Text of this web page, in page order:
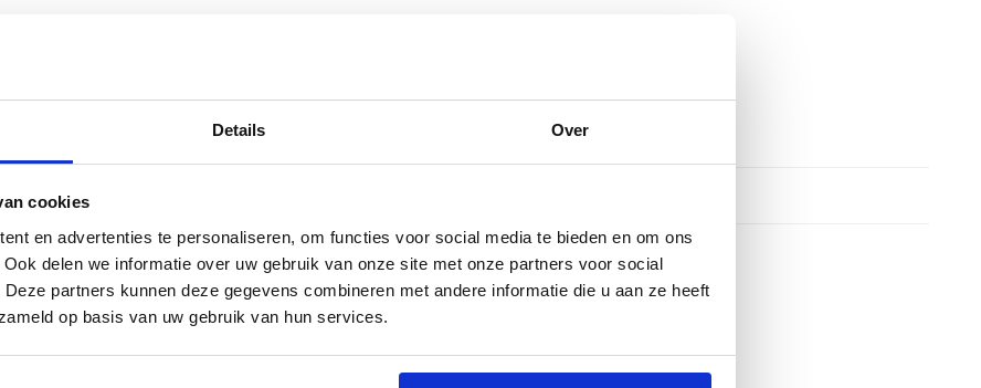
Details Over
cookies
en advertenties te personaliseren, om functies voor social media te bieden en om ons
delen we informatie over uw gebruik van onze site met onze partners voor social
partners kunnen deze gegevens combineren met andere informatie die u aan ze heeft
op basis van uw gebruik van hun services.
en biedt het hele jaar door
bescherming voorkomt verbleken. Geschikt voor